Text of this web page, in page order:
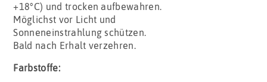
+18°C) und trocken aufbewahren.
Möglichst vor Licht und
Sonneneinstrahlung schützen.
Bald nach Erhalt verzehren.
Farbstoffe: